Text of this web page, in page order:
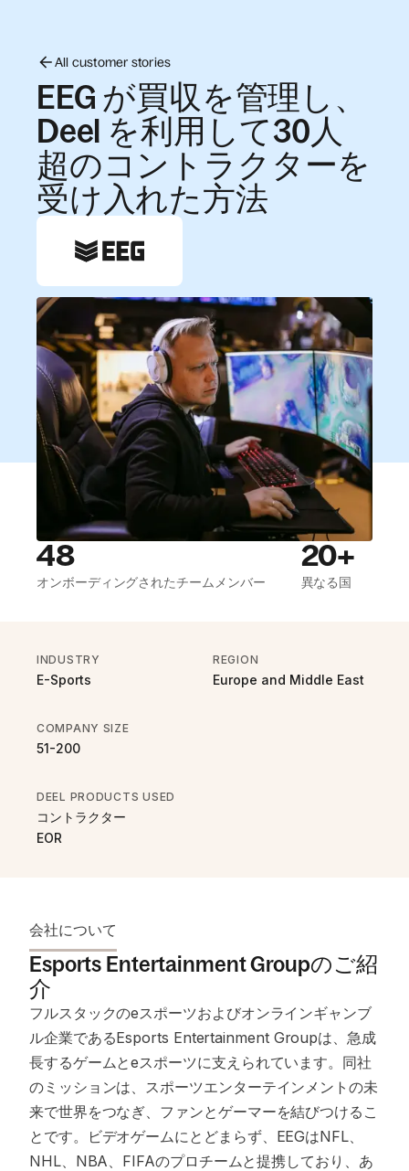
All customer stories
EEG が買収を管理し、
Deel を利用して30人
超のコントラクターを
受け入れた方法
48
オンボーディングされたチームメンバー
20+
異なる国
INDUSTRY
E-Sports
REGION
Europe and Middle East
COMPANY SIZE
51-200
DEEL PRODUCTS USED
コントラクター
EOR
会社について
Esports Entertainment Groupのご紹
介
フルスタックのeスポーツおよびオンラインギャンブ
ル企業であるEsports Entertainment Groupは、急成
長するゲームとeスポーツに支えられています。同社
のミッションは、スポーツエンターテインメントの未
来で世界をつなぎ、ファンとゲーマーを結びつけるこ
とです。ビデオゲームにとどまらず、EEGはNFL、
NHL、NBA、FIFAのプロチームと提携しており、あ